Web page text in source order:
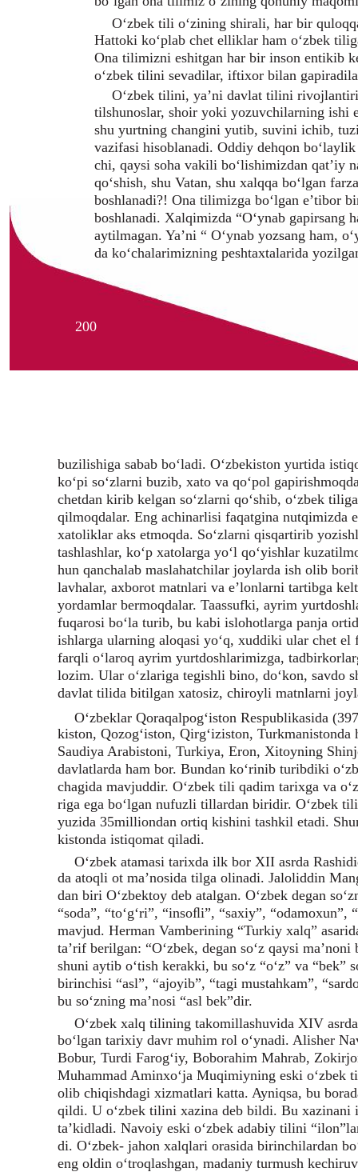
200
O‘zbek tili o‘zining shirali, har bir
Hattoki ko‘plab chet elliklar ham o‘zbek
Ona tilimizni eshitgan har bir inson entikib
o‘zbek tilini sevadilar, iftixor bilan
O‘zbek tilini, ya’ni davlat tilini
tilshunoslar, shoir yoki yozuvchilarning ishi
shu yurtning changini yutib, suvini ichib,
vazifasi hisoblanadi. Oddiy dehqon
chi, qaysi soha vakili bo‘lishimizdan qat’iy
qo‘shish, shu Vatan, shu xalqqa bo‘lgan
boshlanadi?! Ona tilimizga bo‘lgan e’tibor
boshlanadi. Xalqimizda “O‘ynab gapirsang
aytilmagan. Ya’ni “ O‘ynab yozsang ham,
da ko‘chalarimizning peshtaxtalarida
buzilishiga sabab bo‘ladi. O‘zbekiston yurtida
ko‘pi so‘zlarni buzib, xato va qo‘pol
chetdan kirib kelgan so‘zlarni qo‘shib, o‘zbek
qilmoqdalar. Eng achinarlisi faqatgina nutqimizda
xatoliklar aks etmoqda. So‘zlarni qisqartirib
tashlashlar, ko‘p xatolarga yo‘l qo‘yishlar
hun qanchalab maslahatchilar joylarda ish olib
lavhalar, axborot matnlari va e’lonlarni tartibga
yordamlar bermoqdalar. Taassufki, ayrim
fuqarosi bo‘la turib, bu kabi islohotlarga panja
ishlarga ularning aloqasi yo‘q, xuddiki ular chet
farqli o‘laroq ayrim yurtdoshlarimizga,
lozim. Ular o‘zlariga tegishli bino, do‘kon, savdo
davlat tilida bitilgan xatosiz, chiroyli matnlarni
O‘zbeklar Qoraqalpog‘iston Respublikasida
kiston, Qozog‘iston, Qirg‘iziston, Turkmanistonda
Saudiya Arabistoni, Turkiya, Eron, Xitoyning
davlatlarda ham bor. Bundan ko‘rinib turibdiki
chagida mavjuddir. O‘zbek tili qadim tarixga va
riga ega bo‘lgan nufuzli tillardan biridir. O‘zbek
yuzida 35milliondan ortiq kishini tashkil etadi.
kistonda istiqomat qiladi.
O‘zbek atamasi tarixda ilk bor XII asrda
da atoqli ot ma’nosida tilga olinadi. Jaloliddin
dan biri O‘zbektoy deb atalgan. O‘zbek degan
“soda”, “to‘g‘ri”, “insoﬂi”, “saxiy”,
mavjud. Herman Vamberining “Turkiy xalq”
ta’rif berilgan: “O‘zbek, degan so‘z qaysi
shuni aytib o‘tish kerakki, bu so‘z “o‘z” va “bek”
birinchisi “asl”, “ajoyib”, “tagi mustahkam”,
bu so‘zning ma’nosi “asl bek”dir.
O‘zbek xalq tilining takomillashuvida XIV
bo‘lgan tarixiy davr muhim rol o‘ynadi. Alisher
Bobur, Turdi Farog‘iy, Boborahim Mahrab,
Muhammad Aminxo‘ja Muqimiyning eski o‘zbek
olib chiqishdagi xizmatlari katta. Ayniqsa, bu
qildi. U o‘zbek tilini xazina deb bildi. Bu xazinani
ta’kidladi. Navoiy eski o‘zbek adabiy tilini
di. O‘zbek- jahon xalqlari orasida birinchilardan
eng oldin o‘troqlashgan, madaniy turmush